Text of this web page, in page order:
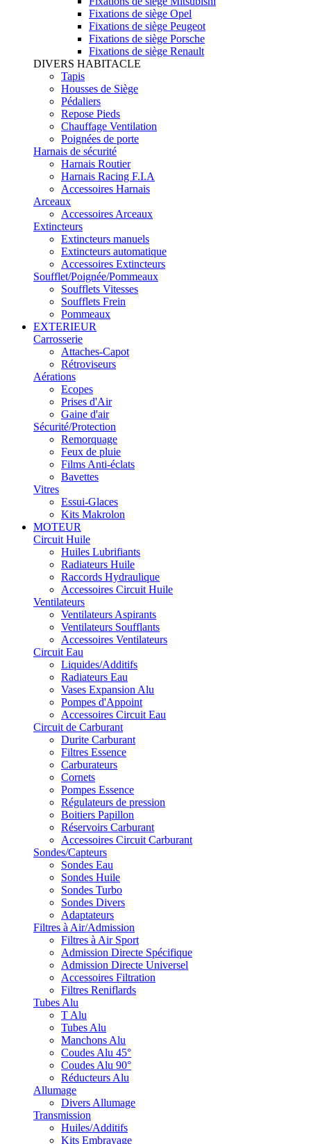
Fixations de siège Opel
Fixations de siège Peugeot
Fixations de siège Porsche
Fixations de siège Renault
DIVERS HABITACLE
Tapis
Housses de Siège
Pédaliers
Repose Pieds
Chauffage Ventilation
Poignées de porte
Harnais de sécurité
Harnais Routier
Harnais Racing F.I.A
Accessoires Harnais
Arceaux
Accessoires Arceaux
Extincteurs
Extincteurs manuels
Extincteurs automatique
Accessoires Extincteurs
Soufflet/Poignée/Pommeaux
Soufflets Vitesses
Soufflets Frein
Pommeaux
EXTERIEUR
Carrosserie
Attaches-Capot
Rétroviseurs
Aérations
Ecopes
Prises d'Air
Gaine d'air
Sécurité/Protection
Remorquage
Feux de pluie
Films Anti-éclats
Bavettes
Vitres
Essui-Glaces
Kits Makrolon
MOTEUR
Circuit Huile
Huiles Lubrifiants
Radiateurs Huile
Raccords Hydraulique
Accessoires Circuit Huile
Ventilateurs
Ventilateurs Aspirants
Ventilateurs Soufflants
Accessoires Ventilateurs
Circuit Eau
Liquides/Additifs
Radiateurs Eau
Vases Expansion Alu
Pompes d'Appoint
Accessoires Circuit Eau
Circuit de Carburant
Durite Carburant
Filtres Essence
Carburateurs
Cornets
Pompes Essence
Régulateurs de pression
Boitiers Papillon
Réservoirs Carburant
Accessoires Circuit Carburant
Sondes/Capteurs
Sondes Eau
Sondes Huile
Sondes Turbo
Sondes Divers
Adaptateurs
Filtres à Air/Admission
Filtres à Air Sport
Admission Directe Spécifique
Admission Directe Universel
Accessoires Filtration
Filtres Reniflards
Tubes Alu
T Alu
Tubes Alu
Manchons Alu
Coudes Alu 45°
Coudes Alu 90°
Réducteurs Alu
Allumage
Divers Allumage
Transmission
Huiles/Additifs
Kits Embrayage